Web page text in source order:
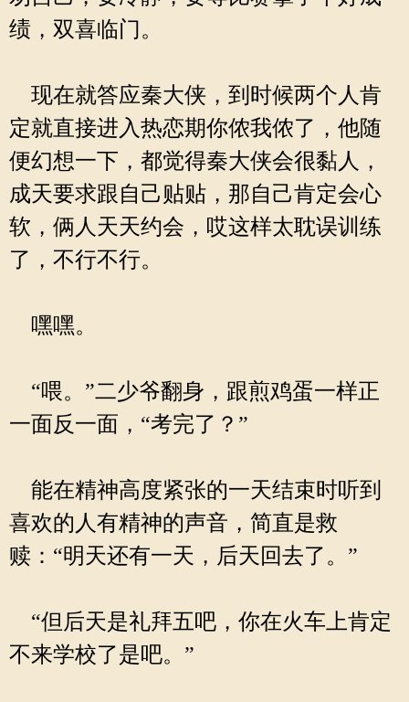
绩，双喜临门。
现在就答应秦大侠，到时候两个人肯
定就直接进入热恋期你侬我侬了，他随
便幻想一下，都觉得秦大侠会很黏人，
成天要求跟自己贴贴，那自己肯定会心
软，俩人天天约会，哎这样太耽误训练
了，不行不行。
嘿嘿。
“喂。”二少爷翻身，跟煎鸡蛋一样正
一面反一面，“考完了？”
能在精神高度紧张的一天结束时听到
喜欢的人有精神的声音，简直是救
赎：“明天还有一天，后天回去了。”
“但后天是礼拜五吧，你在火车上肯定
不来学校了是吧。”